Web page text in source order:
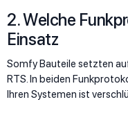
2. Welche
Einsatz
Somfy Bauteile setzten
RTS. In beiden
Ihren Systemen ist